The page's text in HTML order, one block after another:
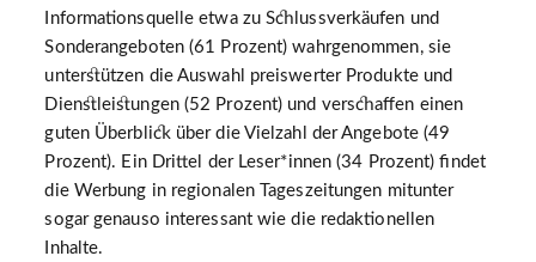
Informationsquelle etwa zu Schlussverkäufen und
Sonderangeboten (61 Prozent) wahrgenommen, sie
unterstützen die Auswahl preiswerter Produkte und
Dienstleistungen (52 Prozent) und verschaffen einen
guten Überblick über die Vielzahl der Angebote (49
Prozent). Ein Drittel der Leser*innen (34 Prozent) findet
die Werbung in regionalen Tageszeitungen mitunter
sogar genauso interessant wie die redaktionellen
Inhalte.